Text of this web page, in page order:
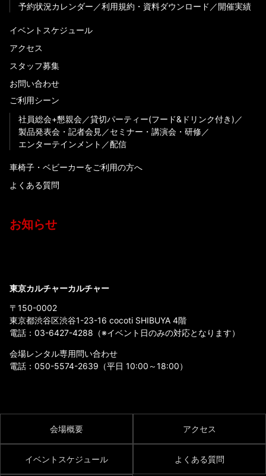
予約状況カレンダー
利用規約・資料ダウンロード 開催実績
イベントスケジュール
アクセス
スタッフ募集
お問い合わせ
ご利用シーン
社員総会+懇親会
貸切パーティー(フード&ドリンク付き)
製品発表会・記者会見
セミナー・講演会・研修
エンターテインメント
配信
車椅子・ベビーカーをご利用の方へ
よくある質問
お知らせ
東京カルチャーカルチャー
〒150-0002
東京都渋谷区渋谷1-23-16 cocoti SHIBUYA 4階
電話： 03-6427-4288 （※イベント日のみの対応となります）
会場レンタル専用問い合わせ
電話： 050-5574-2639 （平日 10:00～18:00）
会場概要 アクセス
イベントスケジュール よくある質問